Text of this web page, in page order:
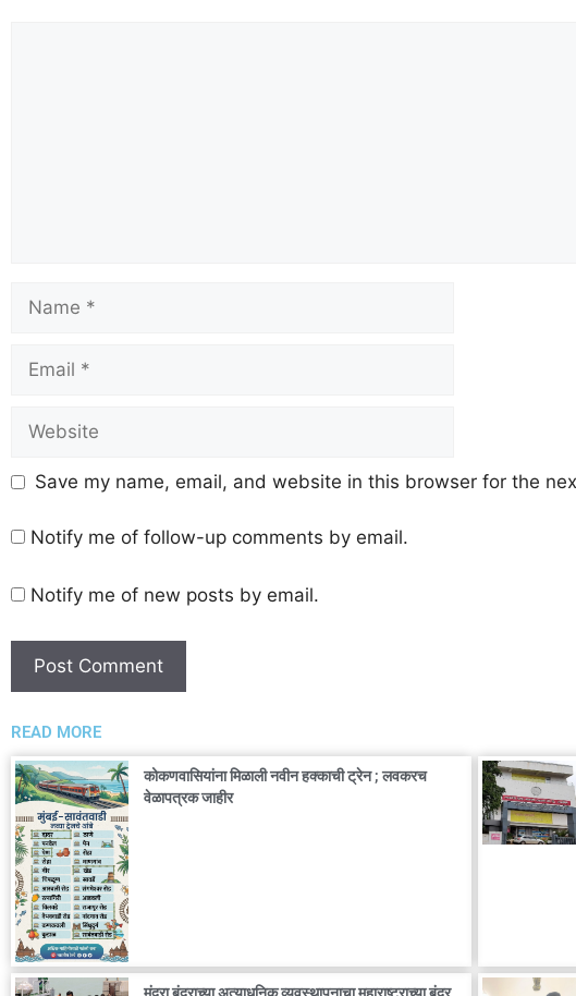
Save my name, email, and website in this browser for the
Notify me of follow-up comments by email.
Notify me of new posts by email.
READ MORE
कोकणवासियांना मिळाली नवीन हक्काची ट्रेन ; लवकरच
वेळापत्रक जाहीर